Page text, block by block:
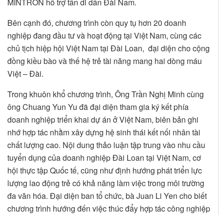
Bên cạnh đó, chương trình còn quy tụ hơn 20 doanh
nghiệp đang đầu tư và hoạt động tại Việt Nam, cùng các
chủ tịch hiệp hội Việt Nam tại Đài Loan, đại diện cho cộng
đồng kiều bào và thế hệ trẻ tài năng mang hai dòng máu
Việt – Đài.
Trong khuôn khổ chương trình, Ông Trần Nghị Minh cùng
ông Chuang Yun Yu đã đại diện tham gia ký kết phía
doanh nghiệp triển khai dự án ở Việt Nam, biên bản ghi
nhớ hợp tác nhằm xây dựng hệ sinh thái kết nối nhân tài
chất lượng cao. Nội dung thảo luận tập trung vào nhu cầu
tuyển dụng của doanh nghiệp Đài Loan tại Việt Nam, cơ
hội thực tập Quốc tế, cũng như định hướng phát triển lực
lượng lao động trẻ có khả năng làm việc trong môi trường
đa văn hóa. Đại diện ban tổ chức, bà Juan Li Yen cho biết
chương trình hướng đến việc thúc đẩy hợp tác công nghiệp